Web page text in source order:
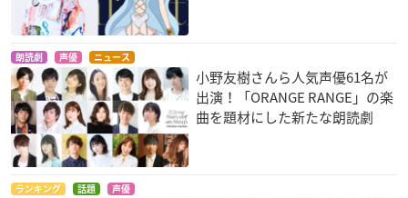
NEW GAME!!
八神コウ
将国のアルタイル
シャラ
RWBY Volume 1-3:
朗読劇 声優 ニュース
小野友樹さんら人気声優61名が
出演！「ORANGE RANGE」の楽
曲を題材にした新たな朗読劇
ランキング 話題 声優